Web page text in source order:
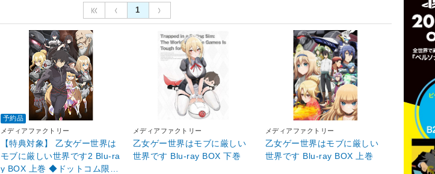
1
予約品
メディアファクトリー
【特典対象】 乙女ゲー世界は
モブに厳しい世界です2 Blu-ra
y BOX 上巻 ◆ドットコム限定
メディアファクトリー
乙女ゲー世界はモブに厳しい
世界です Blu-ray BOX 下巻
メディアファクトリー
乙女ゲー世界はモブに厳しい
世界です Blu-ray BOX 上巻